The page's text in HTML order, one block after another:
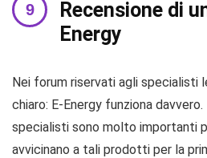
Recensione di
Energy
Nei forum riservati agli specialisti
chiaro: E-Energy funziona
specialisti sono molto importanti
avvicinano a tali prodotti per la